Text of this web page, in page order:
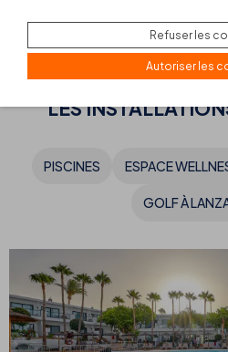
VOIR TOUTES
LES
PISCINES ESPACE
GOLF À
Refuser les
Autoriser les